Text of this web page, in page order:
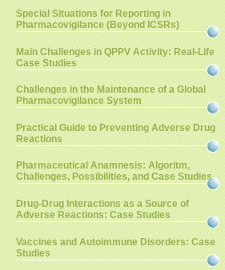
Special Situations for Reporting in
Pharmacovigilance (Beyond ICSRs)
Main Challenges in QPPV Activity: Real-Life
Case Studies
Challenges in the Maintenance of a Global
Pharmacovigilance System
Practical Guide to Preventing Adverse Drug
Reactions
Pharmaceutical Anamnesis: Algoritm,
Challenges, Possibilities, and Case Studies
Drug-Drug Interactions as a Source of
Adverse Reactions: Case Studies
Vaccines and Autoimmune Disorders: Case
Studies